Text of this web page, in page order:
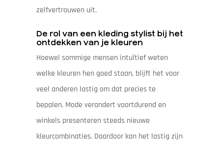
zelfvertrouwen uit.
De rol van een kleding stylist bij het
ontdekken van je kleuren
Hoewel sommige mensen intuïtief weten
welke kleuren hen goed staan, blijft het voor
veel anderen lastig om dat precies te
bepalen. Mode verandert voortdurend en
winkels presenteren steeds nieuwe
kleurcombinaties. Daardoor kan het lastig zijn